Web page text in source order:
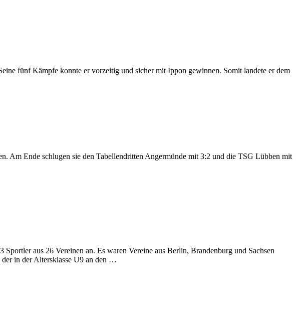
fünf Kämpfe konnte er vorzeitig und sicher mit Ippon gewinnen. Somit landete er dem
Am Ende schlugen sie den Tabellendritten Angermünde mit 3:2 und die TSG Lübben mit
aus 26 Vereinen an. Es waren Vereine aus Berlin, Brandenburg und Sachsen
in der Altersklasse U9 an den …